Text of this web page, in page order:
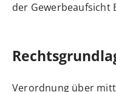
der Gewerbeaufsicht
Verordnung über